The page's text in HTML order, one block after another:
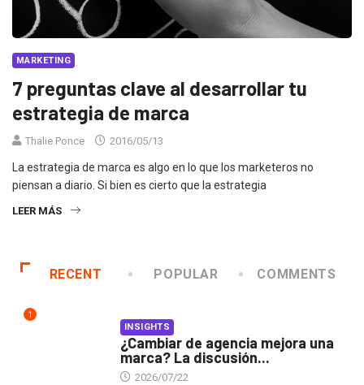
MARKETING
7 preguntas clave al desarrollar tu
estrategia de marca
Thalie Ponce 2016/05/13
La estrategia de marca es algo en lo que los marketeros no
piensan a diario. Si bien es cierto que la estrategia
LEER MÁS
RECENT POPULAR COMMENTS
1
INSIGHTS
¿Cambiar de agencia mejora una
marca? La discusión...
2026/07/22